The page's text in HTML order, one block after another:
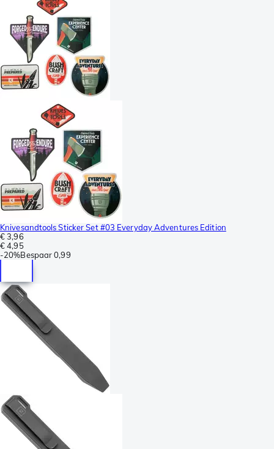
Knivesandtools Sticker Set #03 Everyday Adventures Edition
€ 3,96
€ 4,95
-20%Bespaar 0,99